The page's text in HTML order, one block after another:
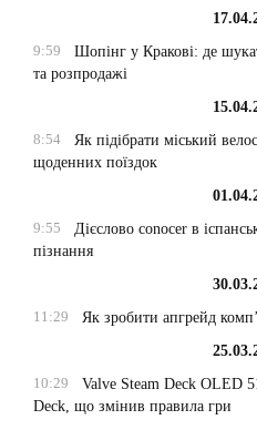
9:59
Шопінг у Кракові: де
та розпродажі
8:54
Як підібрати міський
щоденних поїздок
9:55
Дієслово conocer в
пізнання
11:29
Як зробити апгрейд
10:29
Valve Steam Deck OLED
Deck, що змінив правила гри